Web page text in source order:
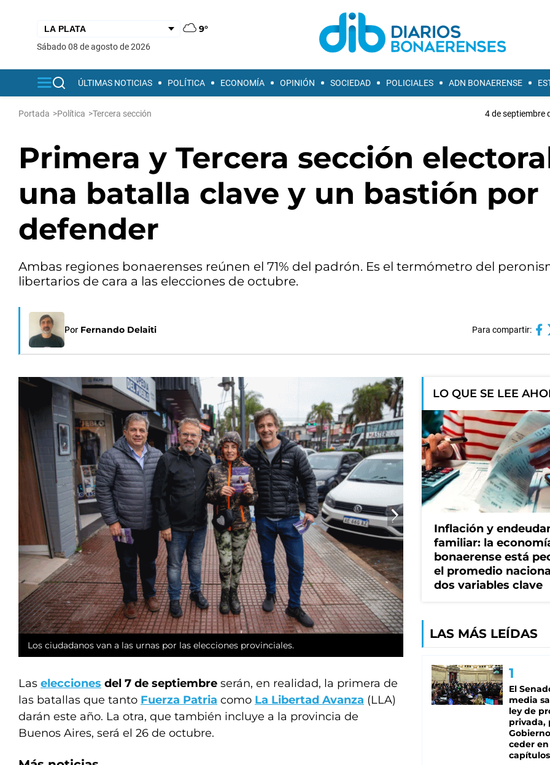
9°
sábado 08 de agosto de 2026
ÚLTIMAS NOTICIAS POLÍTICA ECONOMÍA OPINIÓN SOCIEDAD POLICIALES ADN BONAERENSE
Portada >Política >Tercera sección 4 de septiembre
Primera y Tercera sección
una batalla clave y un bastión por
defender
Ambas regiones bonaerenses reúnen el 71% del padrón. Es el termómetro del
libertarios de cara a las elecciones de octubre.
Por Fernando Delaiti Para compartir:
Los ciudadanos van a las urnas por las elecciones provinciales.
Las elecciones del 7 de septiembre serán, en realidad, la primera de
las batallas que tanto Fuerza Patria como La Libertad Avanza (LLA)
darán este año. La otra, que también incluye a la provincia de
Buenos Aires, será el 26 de octubre.
LO QUE SE LEE
Inflación y
familiar: la
bonaerense está
el promedio
dos variables clave
LAS MÁS LEÍDAS
El
media
ley de
privada,
ceder
capítulos